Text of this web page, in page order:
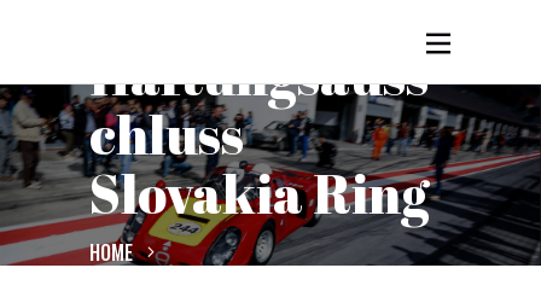
Haftungsauss
Chluss
Slovakia Ring
HOME